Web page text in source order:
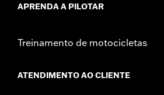
APRENDA A PILOTAR
Treinamento de motocicletas
ATENDIMENTO AO CLIENTE